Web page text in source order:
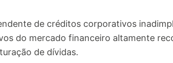
de créditos corporativos
do mercado financeiro altamente
de dívidas.